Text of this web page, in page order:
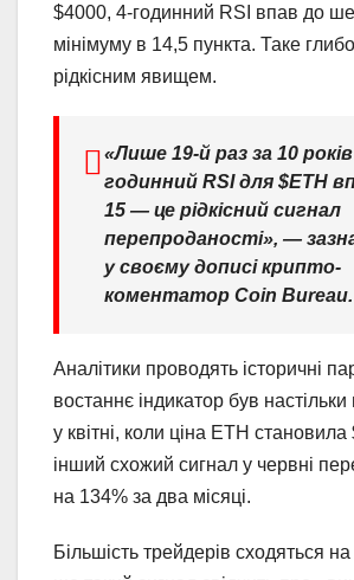
$4000, 4-годинний RSI впав до
мінімуму в 14,5 пункта. Таке
рідкісним явищем.
«Лише 19-й раз за 10
годинний RSI для $ETH
15 — це рідкісний сигнал
перепроданості», —
у своєму дописі крипто-
коментатор Coin Bureau.
Аналітики проводять історичні
востаннє індикатор був настільки
у квітні, коли ціна ETH
інший схожий сигнал у червні
на 134% за два місяці.
Більшість трейдерів сходяться на